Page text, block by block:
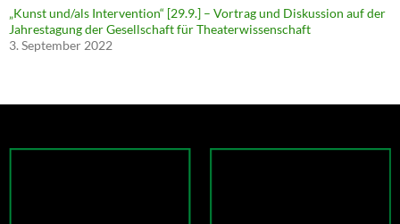
„Kunst und/als Intervention“ [29.9.] – Vortrag und Diskussion auf der
Jahrestagung der Gesellschaft für Theaterwissenschaft
3. September 2022